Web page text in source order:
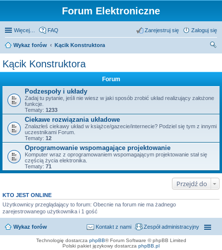
Forum Elektroniczne
Więcej… FAQ Zaloguj się
Zarejestruj się
Wykaz forów
Kącik Konstruktora
Kącik Konstruktora
Forum
Podzespoły i układy
Zadaj tu pytanie, jeśli nie wiesz w jaki sposób zrobić układ realizujący założone
funkcje.
Tematy: 1233
Ciekawe rozwiązania układowe
Znalazłeś ciekawy układ w książce/gazecie/internecie? Podziel się tym z innymi
uczestnikami Forum.
Tematy: 12
Oprogramowanie wspomagające projektowanie
Komputer wraz z oprogramowaniem wspomagającym projektowanie stał się
częścią życia elektronika.
Tematy: 71
Przejdź do
KTO JEST ONLINE
Użytkownicy przeglądający to forum: Obecnie na forum nie ma żadnego
zarejestrowanego użytkownika i 1 gość
Wykaz forów Zespół administracyjny
Kontakt z nami
Technologię dostarcza phpBB® Forum Software © phpBB Limited
Polski pakiet językowy dostarcza phpBB.pl